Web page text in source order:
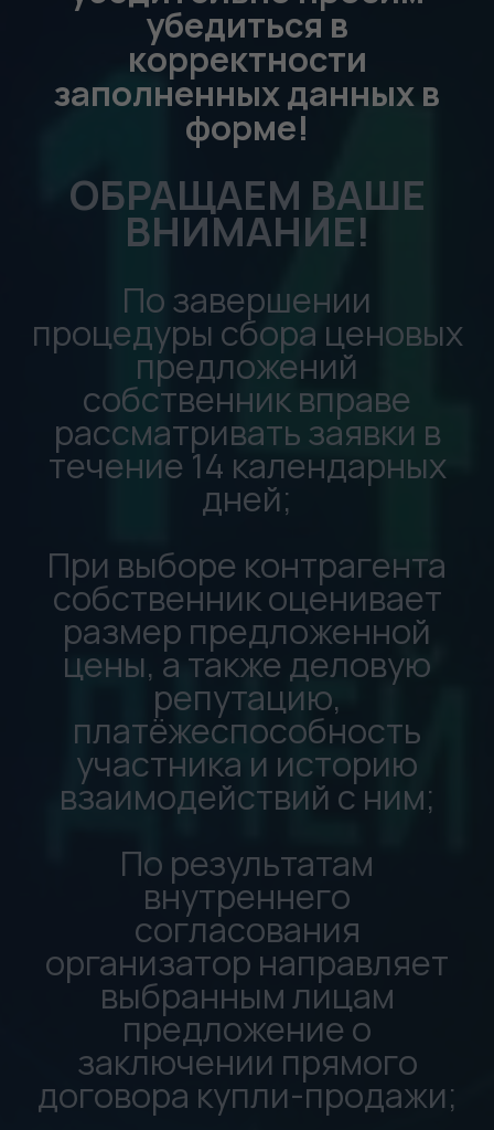
начиная с согласованного
участника, подавшего
наибольшую цену;
В случае отказа всех
согласованных
размещается на площадке
по цене, утверждённой
собственником на основе
поступивших
предложений, и
становится доступным
для приобретения в
открытых разделах сайта.
Важно: Указывайте ИНН
именно того контрагента,
на которого будет
продажи (ДКП).
✅Подача ценового
предложения
подтверждает
полное согласие
участника со всеми
указанными выше
правилами
процедуры ✅
предложений от
10.06.2026:
Реализация по ценовому
предложению:
*инв. 14067 = 111 000 рублей
с НДС
*инв. 12359 = 111 000 рублей
с НДС
*инв. 16061 = 444 444 рублей
с НДС